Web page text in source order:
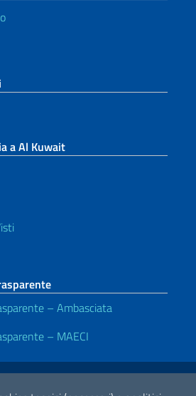
a Al Kuwait
– Ambasciata
– MAECI